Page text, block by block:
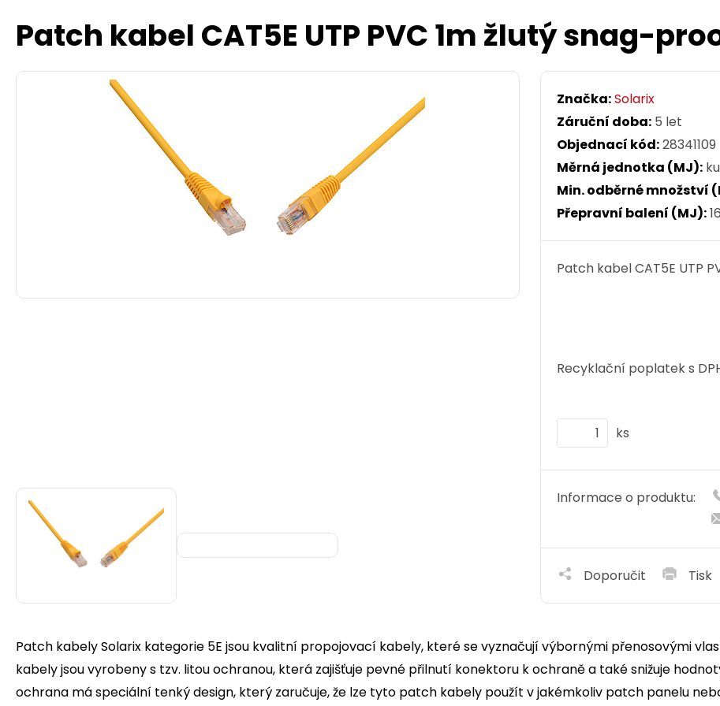
Patch kabel CAT5E UTP PVC 1m žlutý snag-
Značka:Solarix
Záruční doba: 5 let
Objednací kód:28341109
Měrná jednotka (MJ):
Min. odběrné množství
Přepravní balení (MJ):
Patch kabel CAT5E UTP
Recyklační poplatek s
ks
Informace o produktu:
Doporučit Tisk
Patch kabely Solarix kategorie 5E jsou kvalitní propojovací kabely, které se vyznačují výbornými přenosovými
kabely jsou vyrobeny s tzv. litou ochranou, která zajišťuje pevné přilnutí konektoru k ochraně a také snižuje
ochrana má speciální tenký design, který zaručuje, že lze tyto patch kabely použít v jakémkoliv patch panelu